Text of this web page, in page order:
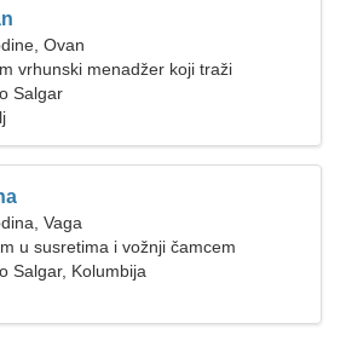
Ovan
vrhunski menadžer koji traži
ženu
Salgar
Vaga
u susretima i vožnji čamcem
Salgar, Kolumbija